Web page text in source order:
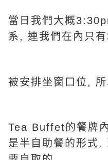
當日我們大概
系, 連我們在內只
被安排坐窗口位,
Tea Buffet的餐牌
是半自助餐的形式.